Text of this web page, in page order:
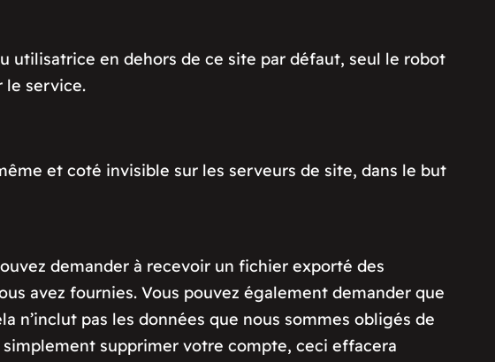
utilisatrice en dehors de ce site par défaut, seul le robot
le service.
et coté invisible sur les serveurs de site, dans le but
demander à recevoir un fichier exporté des
avez fournies. Vous pouvez également demander que
n’inclut pas les données que nous sommes obligés de
supprimer votre compte, ceci effacera